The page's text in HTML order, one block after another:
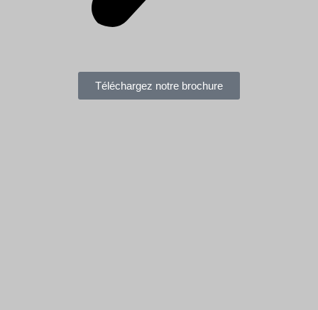
Téléchargez notre brochure